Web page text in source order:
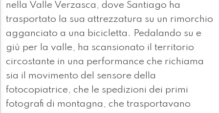
nella Valle Verzasca, dove Santiago ha
trasportato la sua attrezzatura su un rimorchio
agganciato a una bicicletta. Pedalando su e
giù per la valle, ha scansionato il territorio
circostante in una performance che richiama
sia il movimento del sensore della
fotocopiatrice, che le spedizioni dei primi
fotografi di montagna, che trasportavano